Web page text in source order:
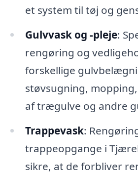
et system til tøj og
Gulvvask og -pleje:
rengøring og
forskellige
støvsugning,
af trægulve og andre
Trappevask:
trappeopgange i
sikre, at de forbliver